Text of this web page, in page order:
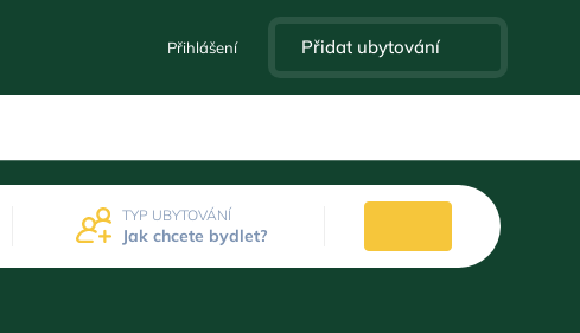
Přihlášení Přidat ubytování
TYP UBYTOVÁNÍ
Jak chcete bydlet?